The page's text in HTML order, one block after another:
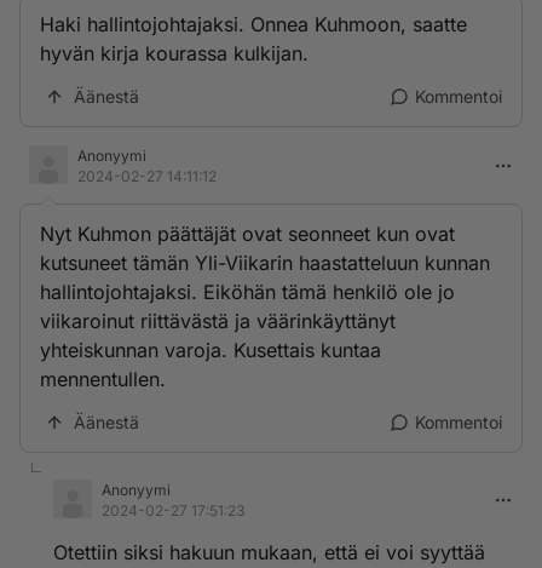
Haki hallintojohtajaksi. Onnea Kuhmoon, saatte
hyvän kirja kourassa kulkijan.
Äänestä Kommentoi
Anonyymi
2024-02-27 14:11:12
Nyt Kuhmon päättäjät ovat seonneet kun ovat
kutsuneet tämän Yli-Viikarin haastatteluun kunnan
hallintojohtajaksi. Eiköhän tämä henkilö ole jo
viikaroinut riittävästä ja väärinkäyttänyt
yhteiskunnan varoja. Kusettais kuntaa
mennentullen.
Äänestä Kommentoi
Anonyymi
2024-02-27 17:51:23
Otettiin siksi hakuun mukaan, että ei voi syyttää